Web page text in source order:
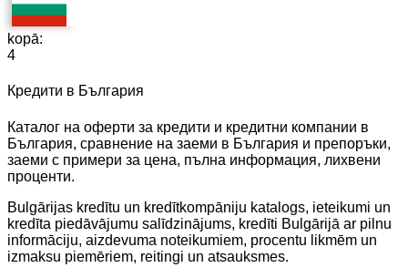
kopā:
4
Кредити в България
Каталог на оферти за кредити и кредитни компании в
България, сравнение на заеми в България и препоръки,
заеми с примери за цена, пълна информация, лихвени
проценти.
Bulgārijas kredītu un kredītkompāniju katalogs, ieteikumi un
kredīta piedāvājumu salīdzinājums, kredīti Bulgārijā ar pilnu
informāciju, aizdevuma noteikumiem, procentu likmēm un
izmaksu piemēriem, reitingi un atsauksmes.